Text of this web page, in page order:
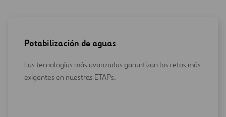
Potabilización de aguas
Las tecnologías más avanzadas garantizan los retos más
exigentes en nuestras ETAPs.